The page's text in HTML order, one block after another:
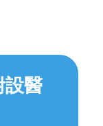
設醫